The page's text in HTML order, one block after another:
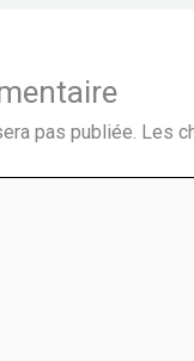
pas publiée. Les